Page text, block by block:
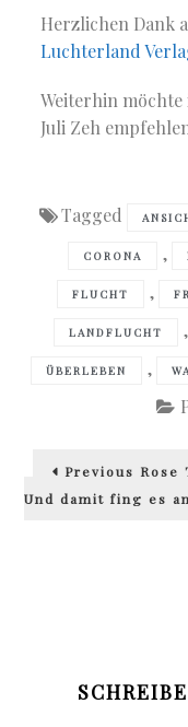
Herzlichen Dank
Luchterland
Weiterhin möchte
Juli Zeh
Tagged
CORONA ,
FLUCHT ,
LANDFLUCHT ,
ÜBERLEBEN ,
Previous Rose
Und damit fing es an